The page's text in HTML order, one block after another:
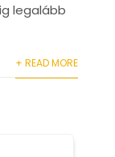
legalább
+ READ MORE